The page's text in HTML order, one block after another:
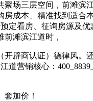
场三层空间，前滩滨
成本、精准找到适合
定看房、征询房源及
滩滨江道时，
辟商认证）德律风。
营销核心：
加价！